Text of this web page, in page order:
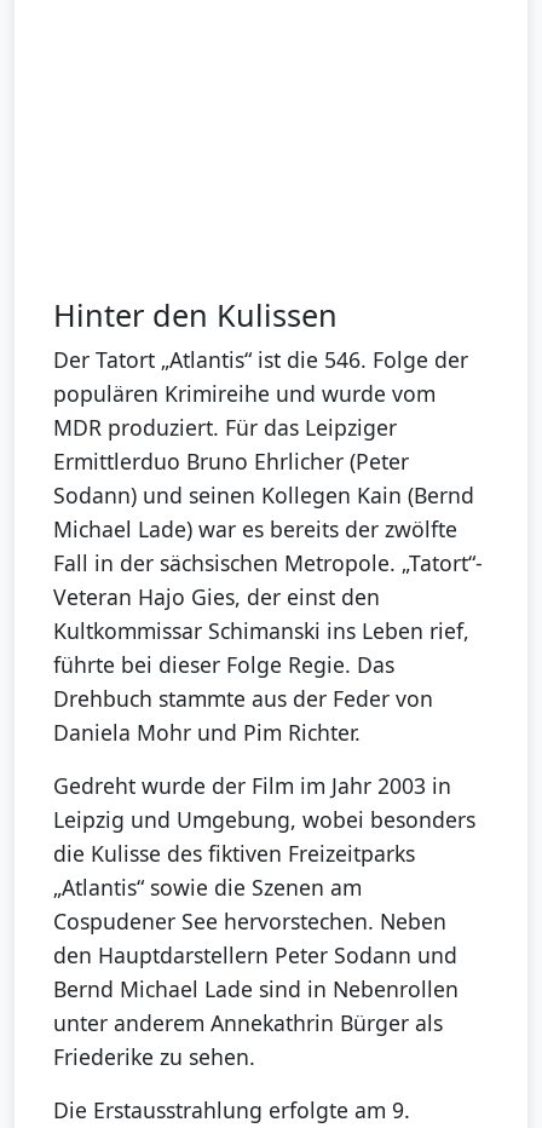
Hinter den Kulissen
Der Tatort „Atlantis“ ist die 546. Folge der
populären Krimireihe und wurde vom
MDR produziert. Für das Leipziger
Ermittlerduo Bruno Ehrlicher (Peter
Sodann) und seinen Kollegen Kain (Bernd
Michael Lade) war es bereits der zwölfte
Fall in der sächsischen Metropole. „Tatort“-
Veteran Hajo Gies, der einst den
Kultkommissar Schimanski ins Leben rief,
führte bei dieser Folge Regie. Das
Drehbuch stammte aus der Feder von
Daniela Mohr und Pim Richter.
Gedreht wurde der Film im Jahr 2003 in
Leipzig und Umgebung, wobei besonders
die Kulisse des fiktiven Freizeitparks
„Atlantis“ sowie die Szenen am
Cospudener See hervorstechen. Neben
den Hauptdarstellern Peter Sodann und
Bernd Michael Lade sind in Nebenrollen
unter anderem Annekathrin Bürger als
Friederike zu sehen.
Die Erstausstrahlung erfolgte am 9.